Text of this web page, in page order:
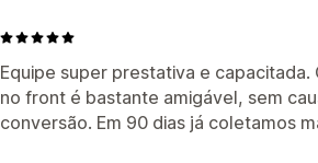
Equipe super prestativa e
no front é bastante amigável, sem
conversão. Em 90 dias já coletamos